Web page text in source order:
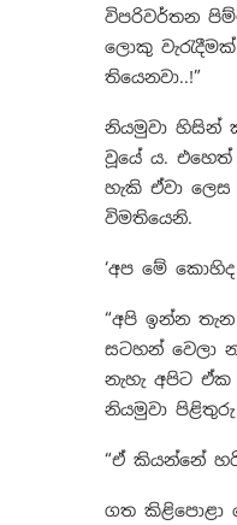
විපරිවර්තන
ලොකු
තියෙනවා..!”
නියමුවා හිසින්
වූයේ ය.
හැකි ඒවා
විමතියෙනි.
‘අප මේ
“අපි ඉන්න
සටහන් වෙලා
නැහැ අපිට
නියමුවා පිළිතුරු
“ඒ කියන්නේ
ගත කිළිපොළා